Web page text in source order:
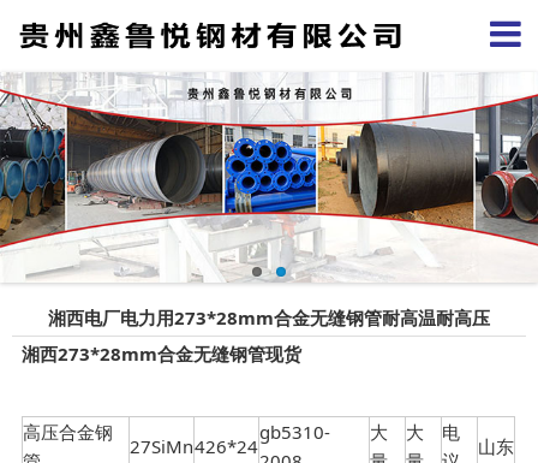
湘西电厂电力用273*28mm合金无缝钢管耐高温耐高压
湘西273*28mm合金无缝钢管现货
高压合金钢
27SiMn426*24
gb5310-
大
大
电
山东